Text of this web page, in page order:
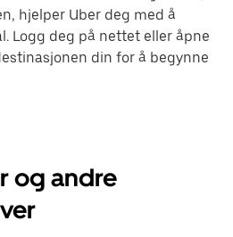
hjelper Uber deg med å
Logg deg på nettet eller åpne
din for å begynne
og andre